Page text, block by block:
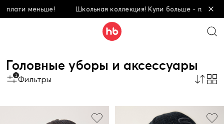
Школьная коллекция! Купи больше - плати меньше!
Головные уборы и аксессуары
1 Фильтры